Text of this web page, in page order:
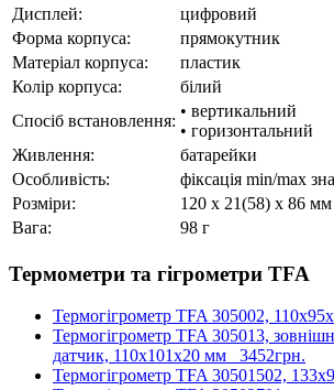
Дисплей:
цифровий
Форма корпуса:
прямокутник
Матеріал корпуса:
пластик
Колір корпуса:
білий
Спосіб встановлення:
• вертикальний
• горизонтальний
Живлення:
батарейки
Особливість:
фіксація min/max
Розміри:
120 x 21(58) x 86 мм
Вага:
98 г
Термометри та гігрометри TFA
Термогігрометр TFA 305002,
Термогігрометр TFA 305013,
датчик, 110х101х20 мм 3452грн.
Термогігрометр TFA 30501502,